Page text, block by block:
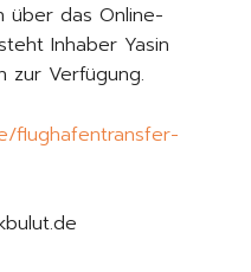
über das Online-
Inhaber Yasin
zur Verfügung.
flughafentransfer-